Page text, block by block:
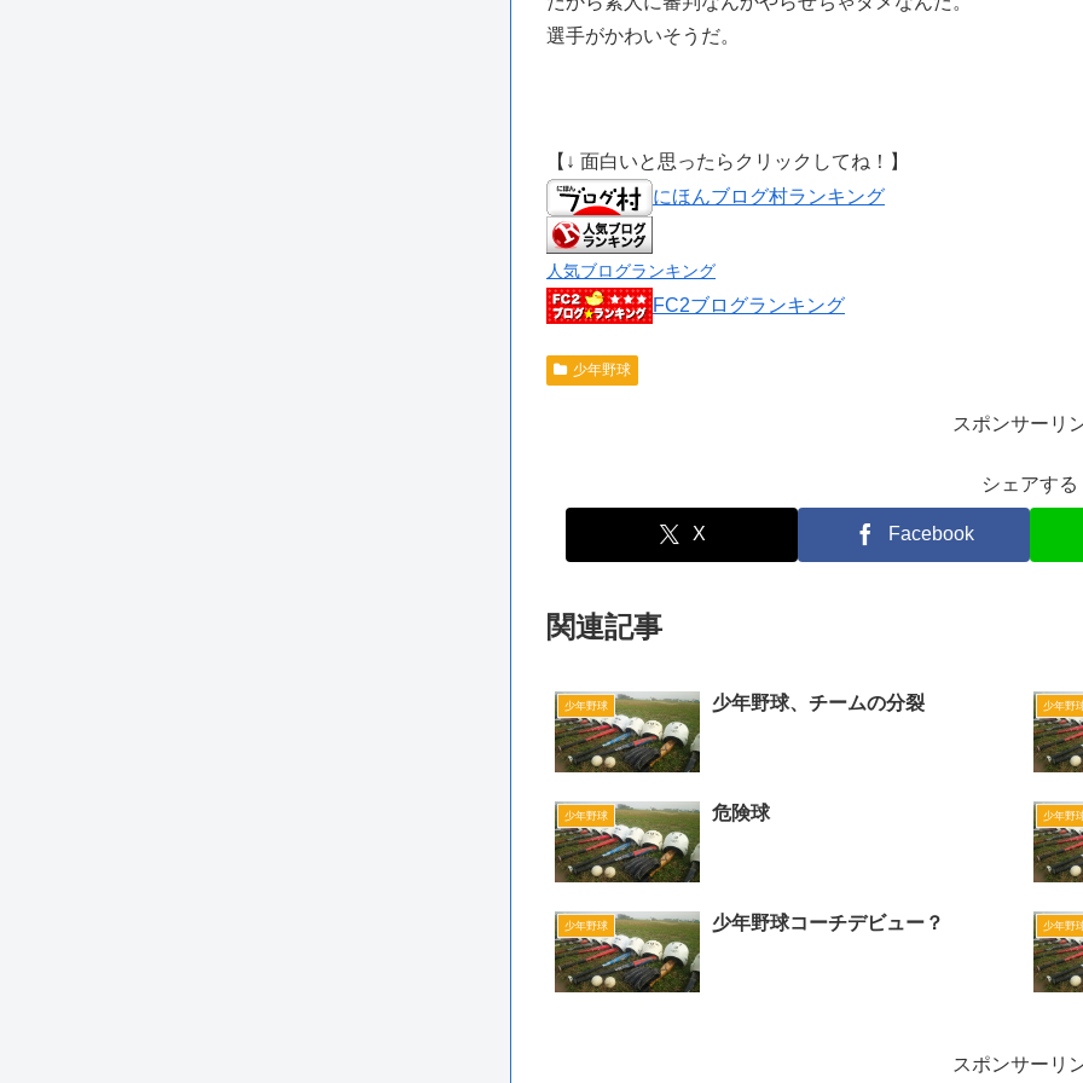
選手がかわいそうだ。
【↓ 面白いと思ったらクリックしてね！】
にほんブログ村ランキング
人気ブログランキング
FC2ブログランキング
少年野球
スポンサーリ
シェアする
X Facebook
関連記事
少年野球 少年野球、チームの分裂 少年野
少年野球 危険球 少年野
少年野球 少年野球コーチデビュー？ 少年野
スポンサーリ